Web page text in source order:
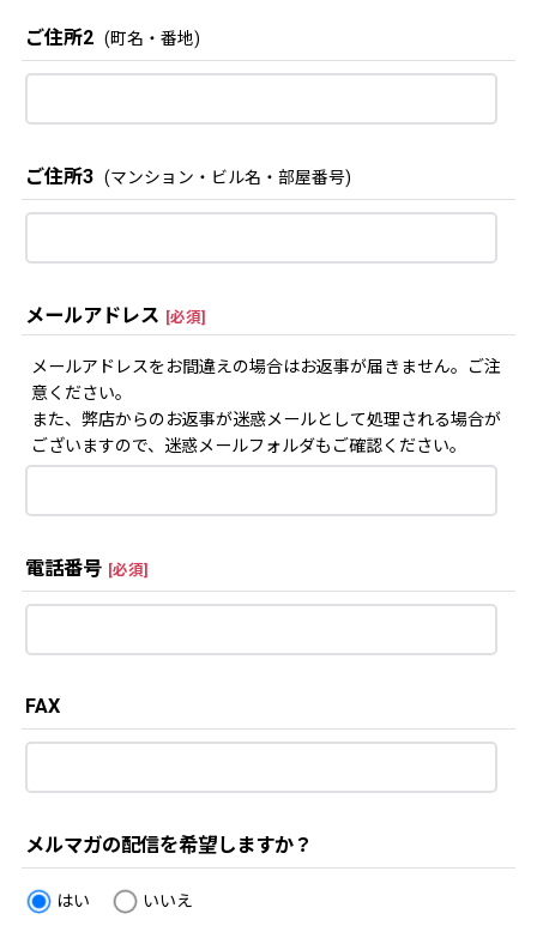
ご住所2 (町名・番地)
ご住所3 (マンション・ビル名・部屋番号)
メールアドレス [必須]
メールアドレスをお間違えの場合はお返事が届きません。ご注
意ください。
また、弊店からのお返事が迷惑メールとして処理される場合が
ございますので、迷惑メールフォルダもご確認ください。
電話番号 [必須]
FAX
メルマガの配信を希望しますか？
はい いいえ